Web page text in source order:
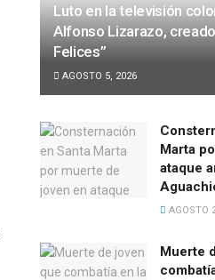
Luto en la televisión
Alfonso Lizarazo,
Felices”
AGOSTO 5, 2026
Marta
ataque
AGOSTO
Muerte